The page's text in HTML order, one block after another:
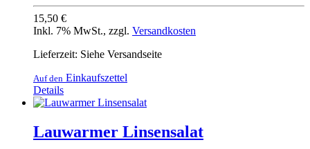
15,50 €
Inkl. 7% MwSt., zzgl. Versandkosten
Lieferzeit: Siehe Versandseite
Auf den Einkaufszettel
Details
Lauwarmer Linsensalat